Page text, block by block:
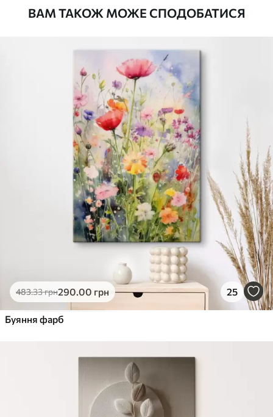
Яскраві, насичені кольори
Стійкість до вицвітання
Безпечне чорнило без запаху
Поверхня з текстурою полотна
Екологічний матеріал
грн
Яскраві, насичені кольори
Стійкість до вицвітання
Безпечне чорнило без запаху
Поверхня з текстурою полотна
Екологічний матеріал
Еко-Преміум
.00грн
✓Яскраві, насичені кольори
Поверхня з текстурою полотна
ВАМ ТАКОЖ МОЖЕ СПОДОБАТИСЯ
483.33грн290.00 грн 25
Буяння фарб